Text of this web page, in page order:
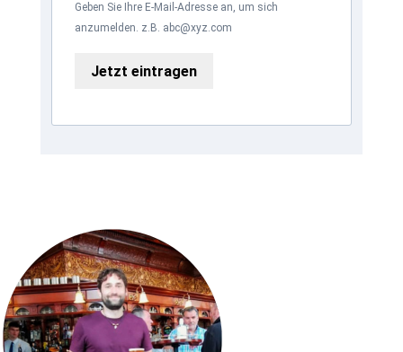
Geben Sie Ihre E-Mail-Adresse an, um sich
anzumelden. z.B. abc@xyz.com
Jetzt eintragen